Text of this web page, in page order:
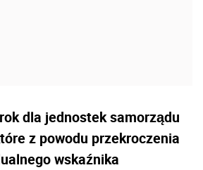
dla jednostek samorządu
z powodu przekroczenia
wskaźnika